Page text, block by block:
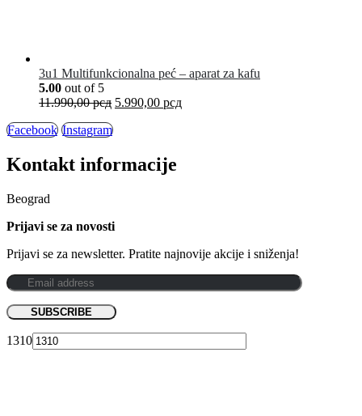
3u1 Multifunkcionalna peć – aparat za kafu
5.00 out of 5
11.990,00рсд 5.990,00 рсд
Facebook Instagram
Kontakt informacije
Beograd
Prijavi se za novosti
Prijavi se za newsletter. Pratite najnovije akcije i sniženja!
1310